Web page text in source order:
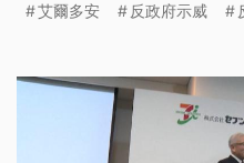
以阻擋政府任命人接管
的抵制是不負責任的行動
艾爾多安 反政府示威